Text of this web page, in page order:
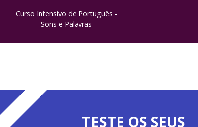
Curso Intensivo de Português -
Sons e Palavras
TESTE OS SEUS